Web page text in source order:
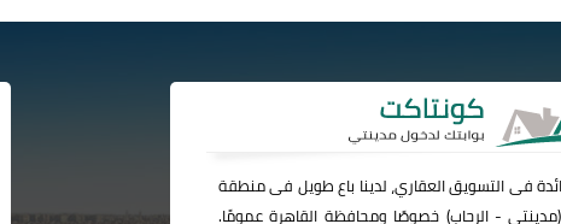
فى التسويق العقاري، لدينا باع طويل فى منطقة
مدينتي-الرحاب) خصوصًا ومحافظة القاهرة عمومًا.